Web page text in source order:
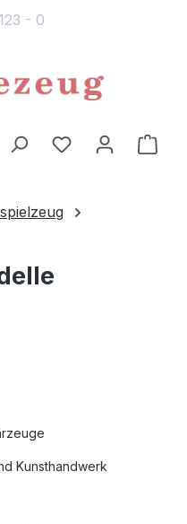
- 0
Du hast 0
Kunsthandwerk